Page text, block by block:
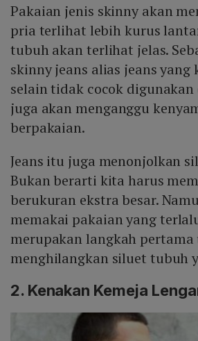
Pakaian jenis skinny akan
pria terlihat lebih kurus
tubuh akan terlihat jelas.
skinny jeans alias jeans yang
selain tidak cocok
juga akan menganggu
berpakaian.
Jeans itu juga menonjolkan
Bukan berarti kita harus
berukuran ekstra besar.
memakai pakaian yang
merupakan langkah
menghilangkan siluet tubuh
2. Kenakan Kemeja